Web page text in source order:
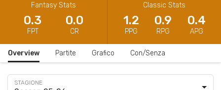
Fantasy Stats
0.3
FPT
0.0
CR
Classic Stats
1.2
PPG
0.9
RPG
0.4
APG
Overview Partite Grafico Con/Senza